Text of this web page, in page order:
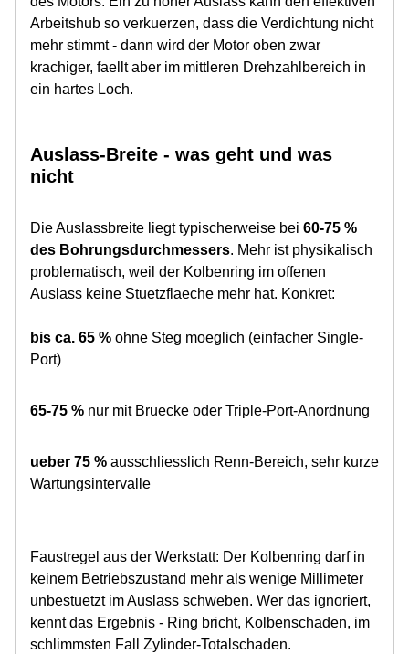
Arbeitshub so verkuerzen, dass die Verdichtung nicht
mehr stimmt - dann wird der Motor oben zwar
krachiger, faellt aber im mittleren Drehzahlbereich in
ein hartes Loch.
Auslass-Breite - was geht und was
nicht
Die Auslassbreite liegt typischerweise bei 60-75 %
des Bohrungsdurchmessers. Mehr ist physikalisch
problematisch, weil der Kolbenring im offenen
Auslass keine Stuetzflaeche mehr hat. Konkret:
bis ca. 65 % ohne Steg moeglich (einfacher Single-
Port)
65-75 % nur mit Bruecke oder Triple-Port-Anordnung
ueber 75 % ausschliesslich Renn-Bereich, sehr kurze
Wartungsintervalle
Faustregel aus der Werkstatt: Der Kolbenring darf in
keinem Betriebszustand mehr als wenige Millimeter
unbestuetzt im Auslass schweben. Wer das ignoriert,
kennt das Ergebnis - Ring bricht, Kolbenschaden, im
schlimmsten Fall Zylinder-Totalschaden.